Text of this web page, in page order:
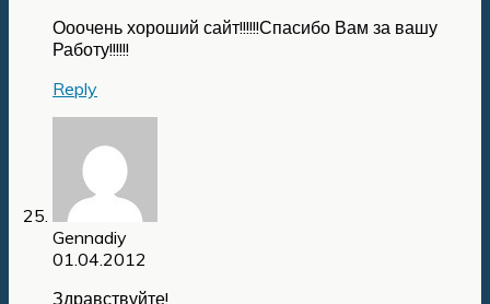
Ооочень хороший сайт!!!!!!Спасибо Вам за вашу
Работу!!!!!!
Reply
Gennadiy
01.04.2012
Здравствуйте!